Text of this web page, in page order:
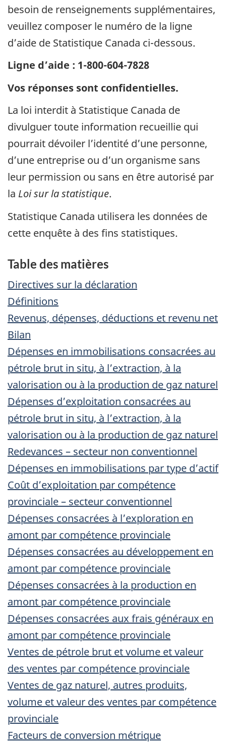
besoin de renseignements supplémentaires,
veuillez composer le numéro de la ligne
d’aide de Statistique Canada ci-dessous.
Ligne d’aide : 1-800-604-7828
Vos réponses sont confidentielles.
La loi interdit à Statistique Canada de
divulguer toute information recueillie qui
pourrait dévoiler l’identité d’une personne,
d’une entreprise ou d’un organisme sans
leur permission ou sans en être autorisé par
la Loi sur la statistique.
Statistique Canada utilisera les données de
cette enquête à des fins statistiques.
Table des matières
Passer
au
texte
Directives sur la déclaration
Définitions
Revenus, dépenses, déductions et revenu net
Bilan
Dépenses en immobilisations consacrées au
pétrole brut in situ, à l’extraction, à la
valorisation ou à la production de gaz naturel
Dépenses d’exploitation consacrées au
pétrole brut in situ, à l’extraction, à la
valorisation ou à la production de gaz naturel
Redevances – secteur non conventionnel
Dépenses en immobilisations par type d’actif
Coût d’exploitation par compétence
provinciale – secteur conventionnel
Dépenses consacrées à l’exploration en
amont par compétence provinciale
Dépenses consacrées au développement en
amont par compétence provinciale
Dépenses consacrées à la production en
amont par compétence provinciale
Dépenses consacrées aux frais généraux en
amont par compétence provinciale
Ventes de pétrole brut et volume et valeur
des ventes par compétence provinciale
Ventes de gaz naturel, autres produits,
volume et valeur des ventes par compétence
provinciale
Facteurs de conversion métrique